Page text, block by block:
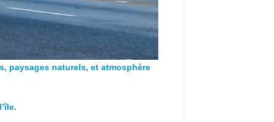
paysages naturels, et atmosphère